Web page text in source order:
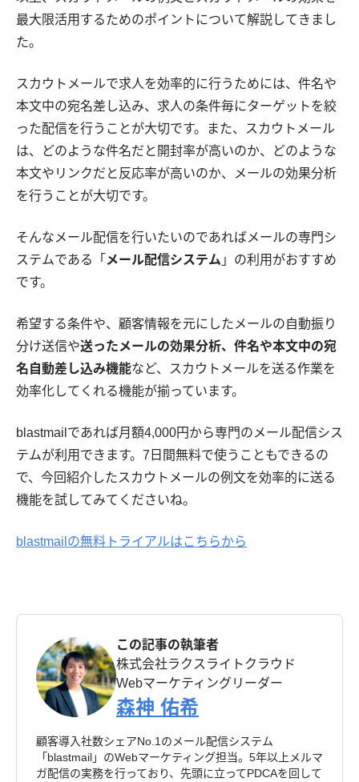
最大限活用するためのポイントについて解説してきまし
た。
スカウトメールで求人を効率的に行うためには、件名や
本文中の宛名差し込み、求人の条件毎にターゲットを絞
った配信を行うことが大切です。また、スカウトメール
は、どのような件名だと開封率が高いのか、どのような
本文やリンクだと反応率が高いのか、メールの効果分析
を行うことが大切です。
そんなメール配信を行いたいのであればメールの専門シ
ステムである「 メール配信システム 」の利用がおすすめ
です。
希望する条件や、顧客情報を元にしたメールの自動振り
分け送信や送ったメールの効果分析、件名や本文中の宛
名自動差し込み機能など、スカウトメールを送る作業を
効率化してくれる機能が揃っています。
blastmailであれば月額4,000円から専門のメール配信シス
テムが利用できます。7日間無料で使うこともできるの
で、今回紹介したスカウトメールの例文を効率的に送る
機能を試してみてくださいね。
blastmailの無料トライアルはこちらから
この記事の執筆者
株式会社ラクスライトクラウド
Webマーケティングリーダー
森神 佑希
顧客導入社数シェアNo.1のメール配信システム
「blastmail」のWebマーケティング担当。5年以上メルマ
ガ配信の実務を行っており、先頭に立ってPDCAを回して